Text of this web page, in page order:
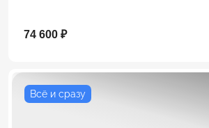
74 600 ₽
Всё и сразу